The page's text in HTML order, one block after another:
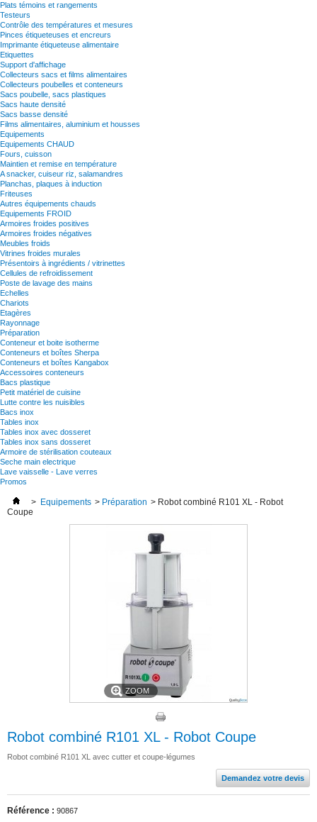
Plats témoins et rangements
Testeurs
Contrôle des températures et mesures
Pinces étiqueteuses et encreurs
Imprimante étiqueteuse alimentaire
Etiquettes
Support d'affichage
Collecteurs sacs et films alimentaires
Collecteurs poubelles et conteneurs
Sacs poubelle, sacs plastiques
Sacs haute densité
Sacs basse densité
Films alimentaires, aluminium et housses
Equipements
Equipements CHAUD
Fours, cuisson
Maintien et remise en température
A snacker, cuiseur riz, salamandres
Planchas, plaques à induction
Friteuses
Autres équipements chauds
Equipements FROID
Armoires froides positives
Armoires froides négatives
Meubles froids
Vitrines froides murales
Présentoirs à ingrédients / vitrinettes
Cellules de refroidissement
Poste de lavage des mains
Echelles
Chariots
Etagères
Rayonnage
Préparation
Conteneur et boite isotherme
Conteneurs et boîtes Sherpa
Conteneurs et boîtes Kangabox
Accessoires conteneurs
Bacs plastique
Petit matériel de cuisine
Lutte contre les nuisibles
Bacs inox
Tables inox
Tables inox avec dosseret
Tables inox sans dosseret
Armoire de stérilisation couteaux
Seche main electrique
Lave vaisselle - Lave verres
Promos
> Equipements > Préparation > Robot combiné R101 XL - Robot
Coupe
ZOOM
Robot combiné R101 XL - Robot Coupe
Robot combiné R101 XL avec cutter et coupe-légumes
Demandez votre devis
Référence : 90867